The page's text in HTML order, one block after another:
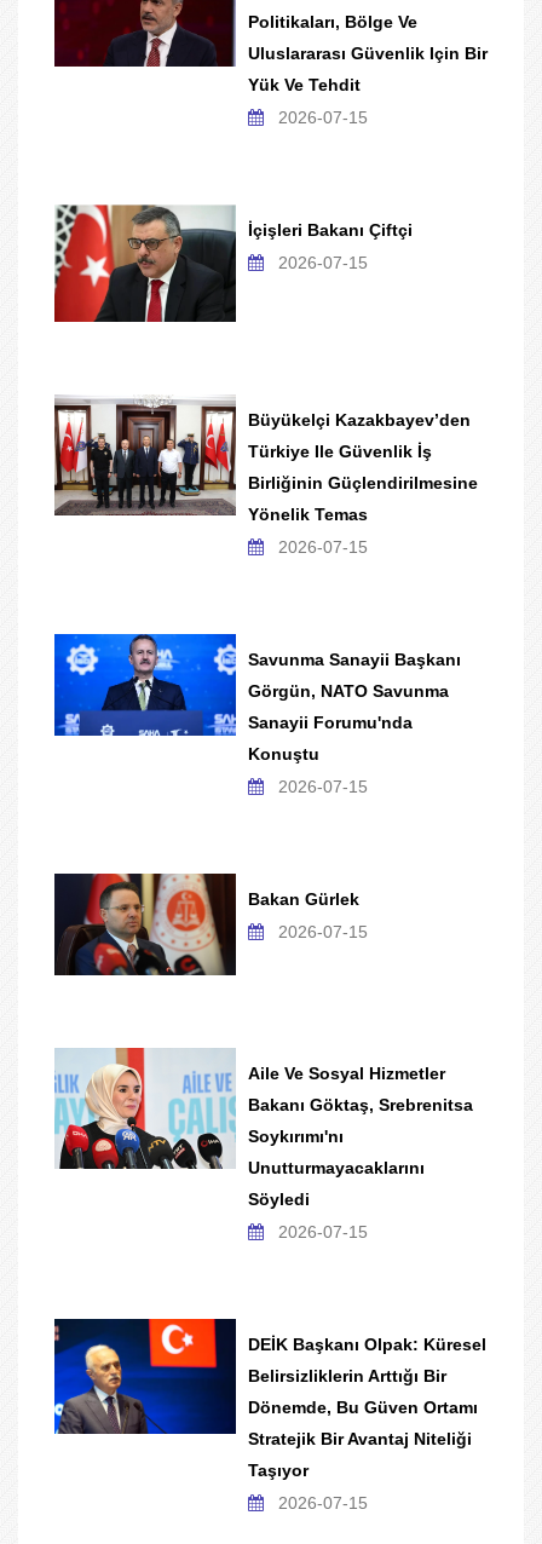
Politikaları, Bölge Ve
Uluslararası Güvenlik Için Bir
Yük Ve Tehdit
2026-07-15
İçişleri Bakanı Çiftçi
2026-07-15
Büyükelçi Kazakbayev’den
Türkiye Ile Güvenlik İş
Birliğinin Güçlendirilmesine
Yönelik Temas
2026-07-15
Savunma Sanayii Başkanı
Görgün, NATO Savunma
Sanayii Forumu'nda
Konuştu
2026-07-15
Bakan Gürlek
2026-07-15
Aile Ve Sosyal Hizmetler
Bakanı Göktaş, Srebrenitsa
Soykırımı'nı
Unutturmayacaklarını
Söyledi
2026-07-15
DEİK Başkanı Olpak: Küresel
Belirsizliklerin Arttığı Bir
Dönemde, Bu Güven Ortamı
Stratejik Bir Avantaj Niteliği
Taşıyor
2026-07-15